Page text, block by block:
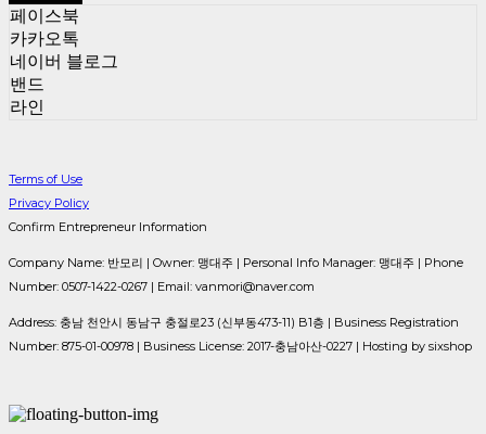
페이스북
카카오톡
네이버 블로그
밴드
라인
Terms of Use
Privacy Policy
Confirm Entrepreneur Information
Company Name: 반모리 | Owner: 맹대주 | Personal Info Manager: 맹대주 | Phone
Number: 0507-1422-0267 | Email: vanmori@naver.com
Address: 충남 천안시 동남구 충절로23 (신부동473-11) B1층 | Business Registration
Number: 875-01-00978 | Business License: 2017-충남아산-0227 | Hosting by sixshop